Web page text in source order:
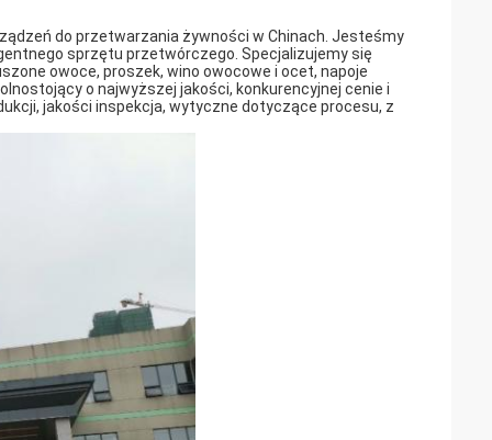
do przetwarzania żywności w Chinach. Jesteśmy
sprzętu przetwórczego. Specjalizujemy się
owoce, proszek, wino owocowe i ocet, napoje
o najwyższej jakości, konkurencyjnej cenie i
jakości inspekcja, wytyczne dotyczące procesu, z